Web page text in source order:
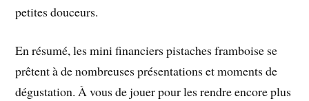
petites douceurs.
En résumé, les mini financiers pistaches framboise se
prêtent à de nombreuses présentations et moments de
dégustation. À vous de jouer pour les rendre encore plus